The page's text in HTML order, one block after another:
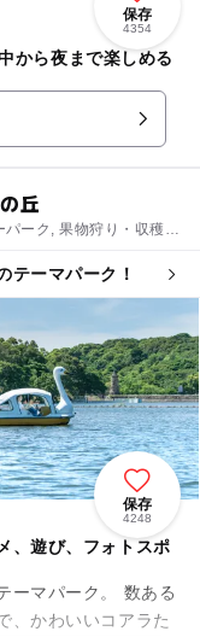
保存
4354
から夜まで楽しめる
丘
ーク, 果物狩り・収穫体
テーマパーク！
保存
4248
、遊び、フォトスポ
ーク。 数ある
、かわいいコアラた